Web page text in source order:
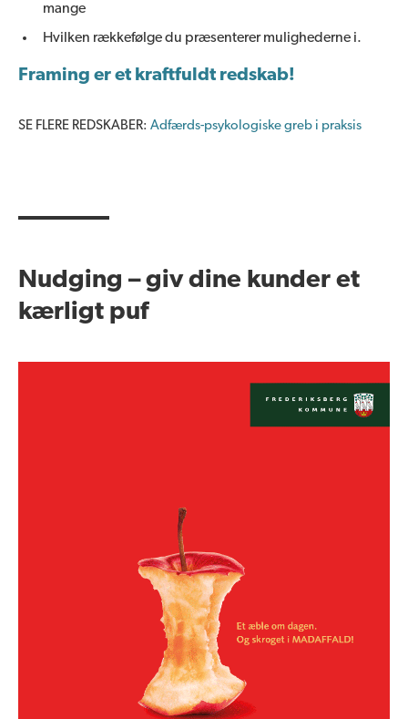
mange
Hvilken rækkefølge du præsenterer mulighederne i.
Framing er et kraftfuldt redskab!
SE FLERE REDSKABER: Adfærds-psykologiske greb i praksis
Nudging – giv dine kunder et
kærligt puf